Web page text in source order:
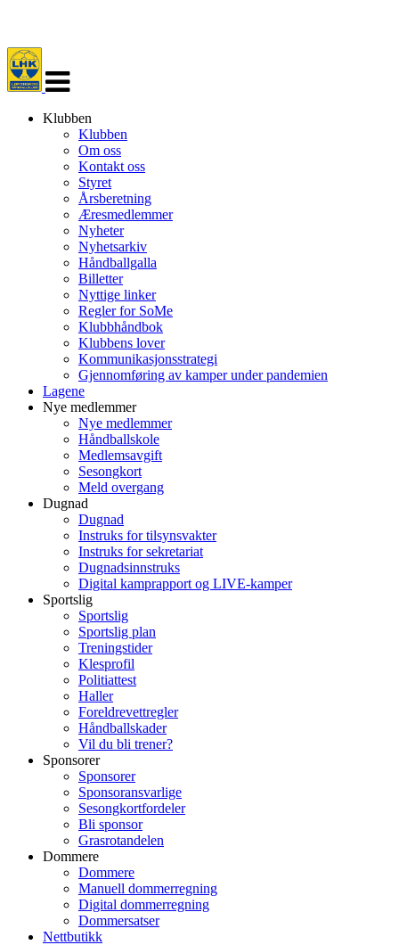
navigasjon
Klubben
Klubben
Om oss
Kontakt oss
Styret
Årsberetning
Æresmedlemmer
Nyheter
Nyhetsarkiv
Håndballgalla
Billetter
Nyttige linker
Regler for SoMe
Klubbhåndbok
Klubbens lover
Kommunikasjonsstrategi
Gjennomføring av kamper under pandemien
Lagene
Nye medlemmer
Nye medlemmer
Håndballskole
Medlemsavgift
Sesongkort
Meld overgang
Dugnad
Dugnad
Instruks for tilsynsvakter
Instruks for sekretariat
Dugnadsinnstruks
Digital kamprapport og LIVE-kamper
Sportslig
Sportslig
Sportslig plan
Treningstider
Klesprofil
Politiattest
Haller
Foreldrevettregler
Håndballskader
Vil du bli trener?
Sponsorer
Sponsorer
Sponsoransvarlige
Sesongkortfordeler
Bli sponsor
Grasrotandelen
Dommere
Dommere
Manuell dommerregning
Digital dommerregning
Dommersatser
Nettbutikk